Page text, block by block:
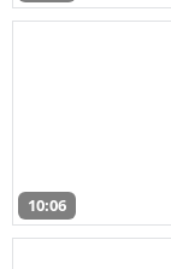
10:06